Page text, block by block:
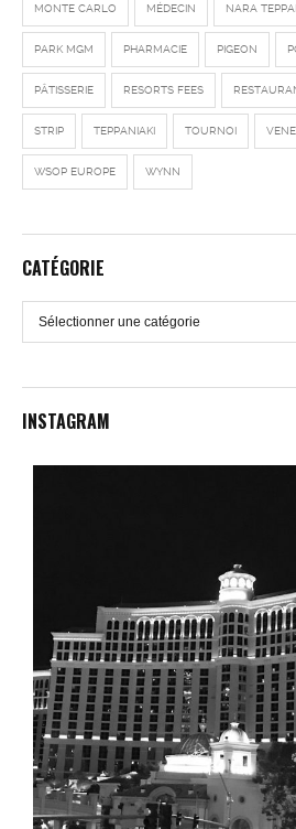
MONTE CARLO MÉDECIN NARA
PARK MGM PHARMACIE PIGEON
PÂTISSERIE RESORTS FEES
STRIP TEPPANIAKI TOURNOI
WSOP EUROPE WYNN
CATÉGORIE
Catégorie
INSTAGRAM